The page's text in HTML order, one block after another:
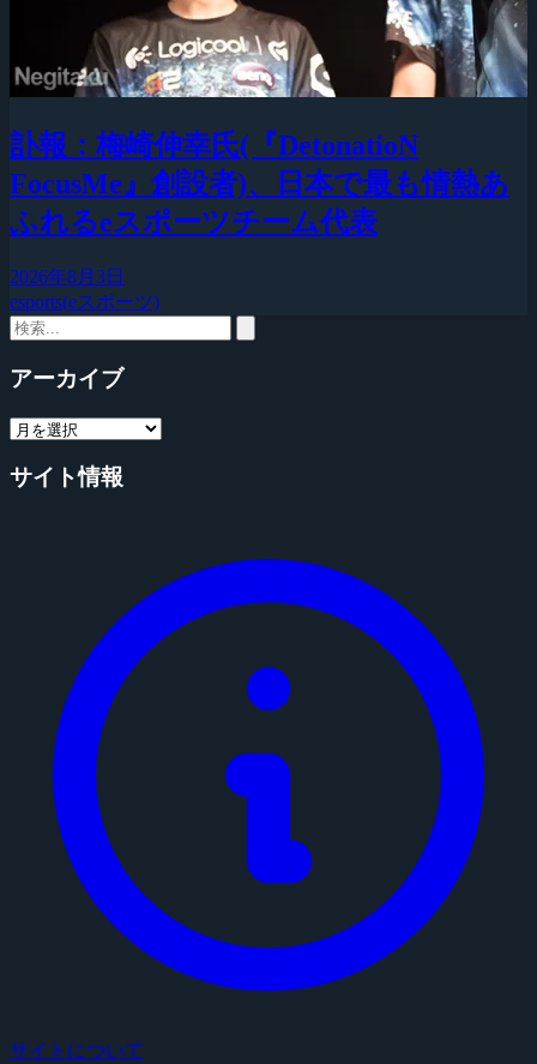
訃報：梅崎伸幸氏(『DetonatioN
FocusMe』創設者)、日本で最も情熱あ
ふれるeスポーツチーム代表
2026年8月3日
esports(eスポーツ)
アーカイブ
サイト情報
サイトについて